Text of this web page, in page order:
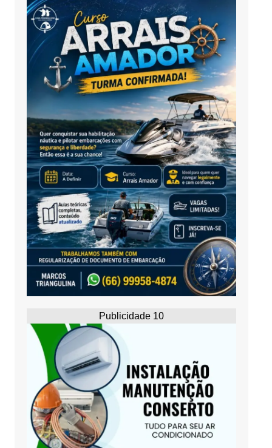
Publicidade 10